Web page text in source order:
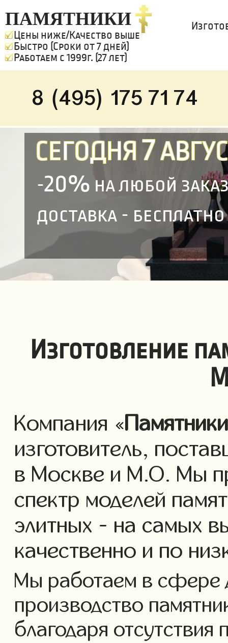
ПАМЯТНИКИ
Цены ниже/Качество выше
Быстро (Сроки от 7 дней)
Работаем с 1999г. (27 лет)
8 (495) 175 71 74
СЕГОДНЯ7
-20% на любой
доставка - бесплатно
Изготовление
Компания «Памятники
изготовитель,
в Москве и М.О. Мы
спектр моделей
элитных - на самых
качественно и по
Мы работаем в сфере
производство
благодаря отсутствия